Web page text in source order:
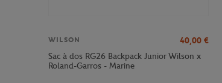
WILSON 40,00 €
Sac à dos RG26 Backpack Junior Wilson x
Roland-Garros - Marine